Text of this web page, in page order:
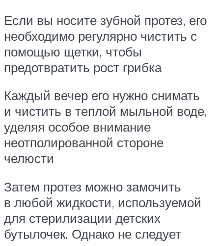
Если вы носите зубной протез, его
необходимо регулярно чистить с
помощью щетки, чтобы
предотвратить рост грибка
Каждый вечер его нужно снимать
и чистить в теплой мыльной воде,
уделяя особое внимание
неотполированной стороне
челюсти
Затем протез можно замочить
в любой жидкости, используемой
для стерилизации детских
бутылочек. Однако не следует